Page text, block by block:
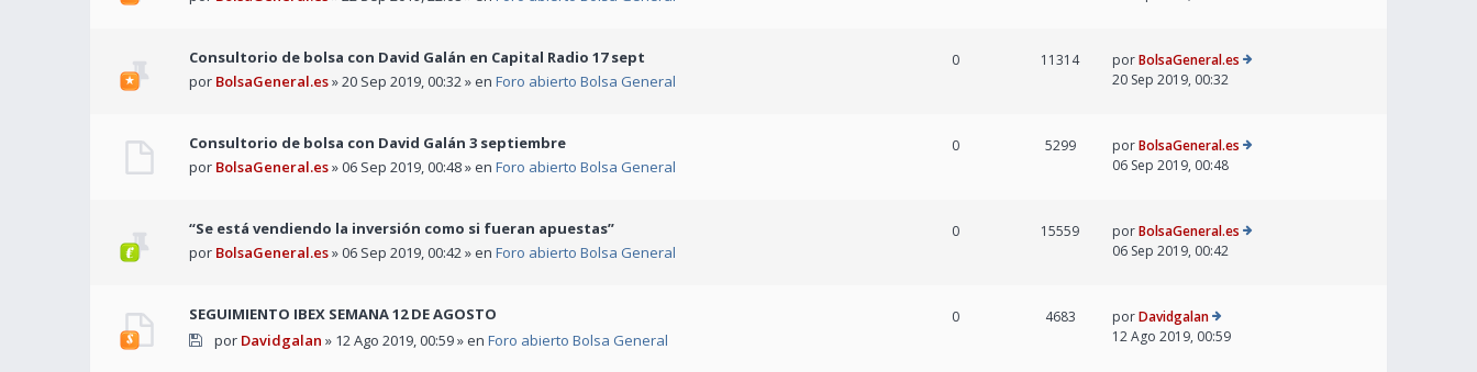
Consultorio de bolsa con David Galán en Capital Radio 17 sept
por BolsaGeneral.es» 20 Sep 2019, 00:32 » en Foro abierto Bolsa General
0 11314 porBolsaGeneral.es
20 Sep 2019, 00:32
Consultorio de bolsa con David Galán 3 septiembre
por BolsaGeneral.es» 06 Sep 2019, 00:48 » en Foro abierto Bolsa General
0 5299 porBolsaGeneral.es
06 Sep 2019, 00:48
“Se está vendiendo la inversión como si fueran apuestas”
por BolsaGeneral.es» 06 Sep 2019, 00:42 » en Foro abierto Bolsa General
0 15559 porBolsaGeneral.es
06 Sep 2019, 00:42
SEGUIMIENTO IBEX SEMANA 12 DE AGOSTO
por Davidgalan » 12 Ago 2019, 00:59 » en Foro abierto Bolsa General
0 4683 porDavidgalan
12 Ago 2019, 00:59